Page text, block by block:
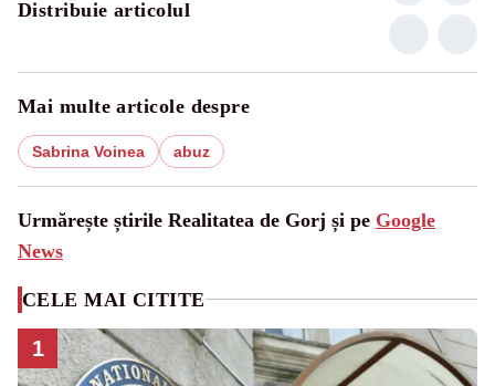
Distribuie articolul
Mai multe articole despre
Sabrina Voinea abuz
Urmărește știrile Realitatea de Gorj și pe Google
News
CELE MAI CITITE
1